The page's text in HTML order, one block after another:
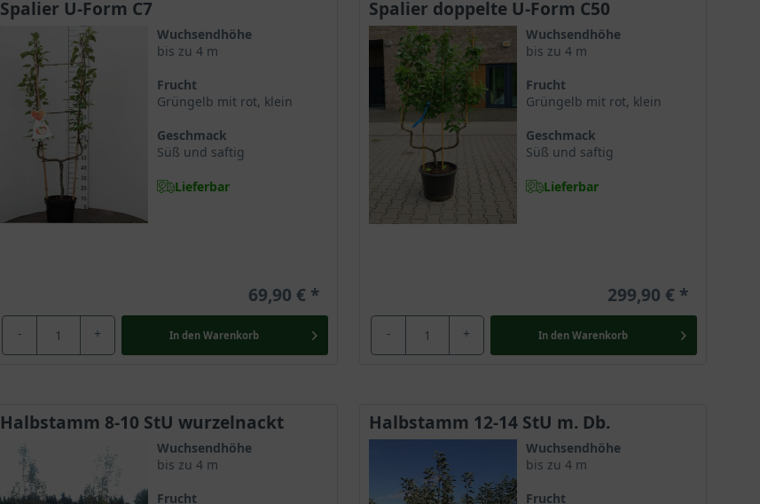
Spalier U-Form C7
Wuchsendhöhe
bis zu 4 m
Frucht
Grüngelb mit rot, klein
Geschmack
Süß und saftig
Lieferbar
69,90 €
- + In den Warenkorb
Spalier doppelte U-Form C50
Wuchsendhöhe
bis zu 4 m
Frucht
Grüngelb mit rot, klein
Geschmack
Süß und saftig
Lieferbar
299,90 €
- + In den Warenkorb
Halbstamm 8-10 StU wurzelnackt
Wuchsendhöhe
bis zu 4 m
Frucht
Halbstamm 12-14 StU m. Db.
Wuchsendhöhe
bis zu 4 m
Frucht